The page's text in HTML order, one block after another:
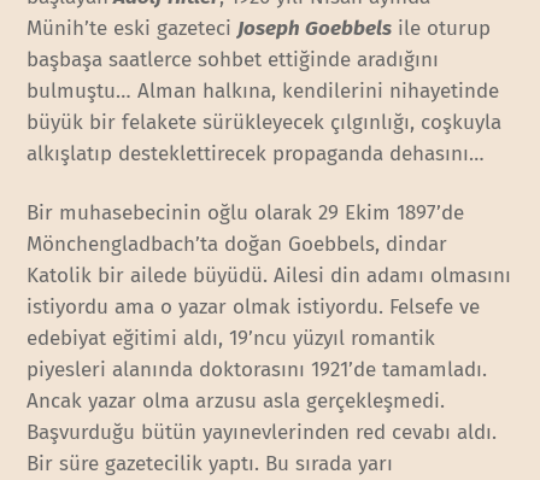
Münih’te eski gazeteciJoseph Goebbels ile oturup
başbaşa saatlerce sohbet ettiğinde aradığını
bulmuştu… Alman halkına, kendilerini nihayetinde
büyük bir felakete sürükleyecek çılgınlığı, coşkuyla
alkışlatıp desteklettirecek propaganda dehasını…
Bir muhasebecinin oğlu olarak 29 Ekim 1897’de
Mönchengladbach’ta doğan Goebbels, dindar
Katolik bir ailede büyüdü. Ailesi din adamı olmasını
istiyordu ama o yazar olmak istiyordu. Felsefe ve
edebiyat eğitimi aldı, 19’ncu yüzyıl romantik
piyesleri alanında doktorasını 1921’de tamamladı.
Ancak yazar olma arzusu asla gerçekleşmedi.
Başvurduğu bütün yayınevlerinden red cevabı aldı.
Bir süre gazetecilik yaptı. Bu sırada yarı